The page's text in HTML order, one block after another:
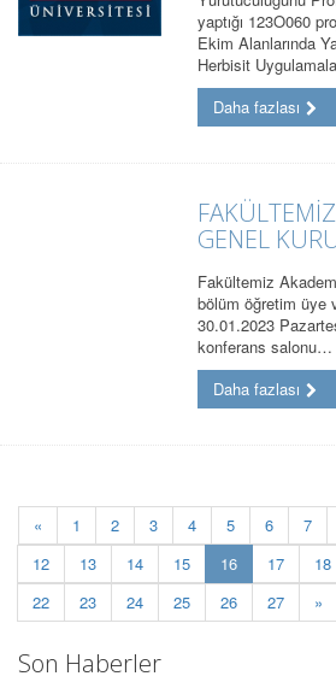
yaptığı 123O060
Ekim Alanlarında
Herbisit
Daha fazlası
GENEL
Fakültemiz
bölüm öğretim üye
30.01.2023
konferans salonu…
Daha fazlası
« 1 2 3 4 5 6 7
12
13 14 15 16(current)
17 18
22
23 24 25 26 27 »
Son Haberler